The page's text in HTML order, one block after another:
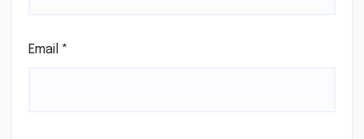
Email *